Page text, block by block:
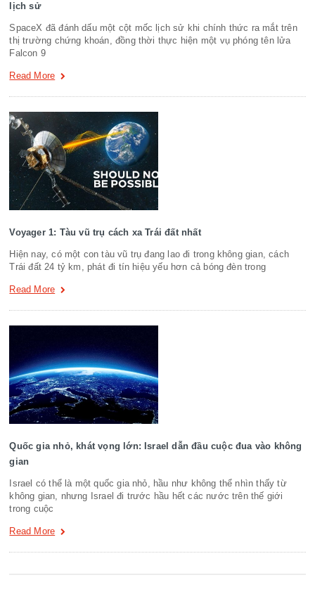
lịch sử
SpaceX đã đánh dấu một cột mốc lịch sử khi chính thức ra mắt trên
thị trường chứng khoán, đồng thời thực hiện một vụ phóng tên lửa
Falcon 9
Read More
Voyager 1: Tàu vũ trụ cách xa Trái đất nhất
Hiện nay, có một con tàu vũ trụ đang lao đi trong không gian, cách
Trái đất 24 tỷ km, phát đi tín hiệu yếu hơn cả bóng đèn trong
Read More
Quốc gia nhỏ, khát vọng lớn: Israel dẫn đầu cuộc đua vào không
gian
Israel có thể là một quốc gia nhỏ, hầu như không thể nhìn thấy từ
không gian, nhưng Israel đi trước hầu hết các nước trên thế giới
trong cuộc
Read More